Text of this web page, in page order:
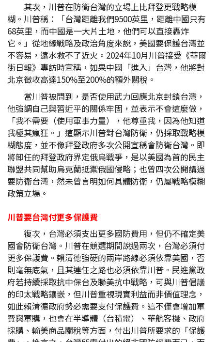
其次，川普在防衛台灣的立場上比拜登更戰略模
糊。川普稱：「台灣距離我們9500英里，距離中國只有
68英里，而中國是一大片土地，他們可以直接轟炸
它。」從地緣戰略及政治角度來說，美國要保護台灣並
不容易，遠水救不了近火。2024年10月川普接受《華爾
街日報》專訪時宣稱，如果中國「進入」台灣，他將對
北京徵收高達150%至200%的額外關稅。
當川普被問到，是否使用武力回應北京封鎖台灣，
他強調自己與習近平的關係牢固，並表示不會這麼做，
「我不需要（使用軍事力量），他尊重我，因為他知道
我極其瘋狂。」這顯示川普對台灣防衛，仍採取戰略模
糊態度，並不像拜登政府多次公開宣稱會防衛台灣。即
將卸任的拜登政府界定俄烏戰爭，是以美國為首的民主
聯盟共同幫助烏克蘭抵禦俄國侵略；也曾四次公開講過
要防衛台灣，然未曾言明如何具體防衛，仍屬戰略模糊
政策立場。
川普要台灣付更多保護費
復次，台灣必須支出更多國防費用，但仍不確定美
國會防衛台灣。川普在競選期間說過兩次，台灣必須付
更多保護費。賴清德強硬的兩岸路線必須依靠美國，否
則毫無底氣，且其連任之路也必須依靠川普。民進黨政
府若持續採取抗中保台及聯美抗中戰略，可與川普倡議
的印太戰略鑲嵌，但川普重視現實利益而非價值理念，
如此賴清德政府勢必需要支付保護費。這不僅會增加軍
費與軍購，也會在半導體（台積電）、華航客機、政府
採購、輸美商品關稅等方面，付出川普所要求的「保護